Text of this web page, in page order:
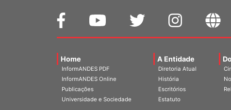
Home
InformANDES PDF
InformANDES Online
Publicações
Universidade e Sociedade
A Entidade
Diretoria Atual
História
Escritórios
Estatuto